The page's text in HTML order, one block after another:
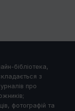
бібліотека,
з
про
фотографій та